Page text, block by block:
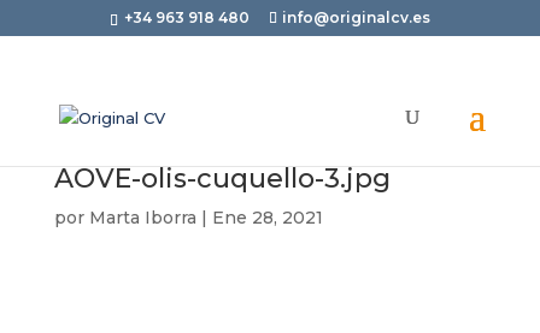
+34 963 918 480 info@originalcv.es
AOVE-olis-cuquello-3.jpg
por Marta Iborra | Ene 28, 2021